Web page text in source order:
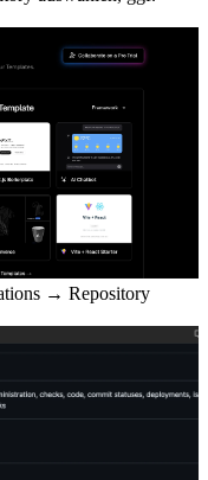
→ Repository